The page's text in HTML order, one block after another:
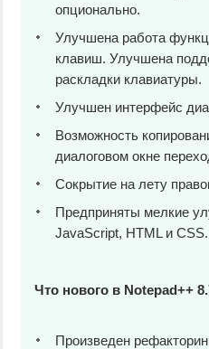
опционально.
Улучшена работа
клавиш. Улучшена
раскладки клавиатуры.
Улучшен интерфейс
Возможность
диалоговом окне
Сокрытие на лету
Предприняты мелкие
JavaScript, HTML и CSS.
Что нового в Notepad++
Произведен